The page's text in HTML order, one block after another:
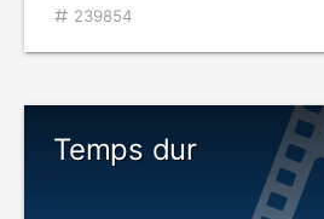
239854
Temps dur